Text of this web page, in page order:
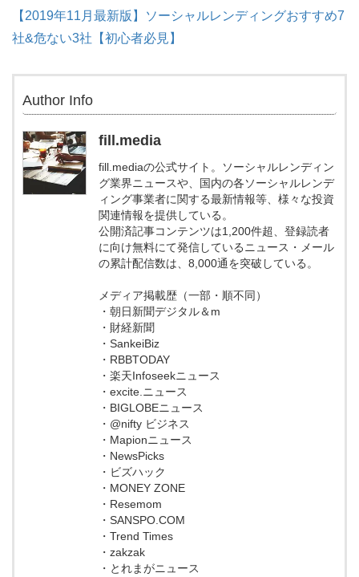
【2019年11月最新版】ソーシャルレンディングおすすめ7
社&危ない3社【初心者必見】
Author Info
fill.media
fill.mediaの公式サイト。ソーシャルレンディン
グ業界ニュースや、国内の各ソーシャルレンデ
ィング事業者に関する最新情報等、様々な投資
関連情報を提供している。
公開済記事コンテンツは1,200件超、登録読者
に向け無料にて発信しているニュース・メール
の累計配信数は、8,000通を突破している。
メディア掲載歴（一部・順不同）
・朝日新聞デジタル＆m
・財経新聞
・SankeiBiz
・RBBTODAY
・楽天Infoseekニュース
・excite.ニュース
・BIGLOBEニュース
・@nifty ビジネス
・Mapionニュース
・NewsPicks
・ビズハック
・MONEY ZONE
・Resemom
・SANSPO.COM
・Trend Times
・zakzak
・とれまがニュース